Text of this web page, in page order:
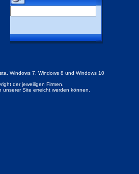
Windows 7, Windows 8 und Windows 10
der jeweiligen Firmen.
Site erreicht werden können.